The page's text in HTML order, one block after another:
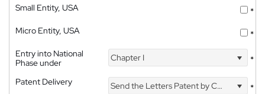
Small Entity, USA
*
Micro Entity, USA
*
Entry into National
Phase under
Chapter I *
Patent Delivery Send the Letters Patent by Courier
*